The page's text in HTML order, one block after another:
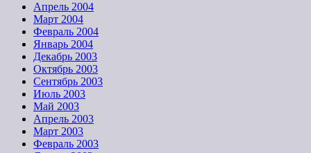
Апрель 2004
Март 2004
Февраль 2004
Январь 2004
Декабрь 2003
Октябрь 2003
Сентябрь 2003
Июль 2003
Май 2003
Апрель 2003
Март 2003
Февраль 2003